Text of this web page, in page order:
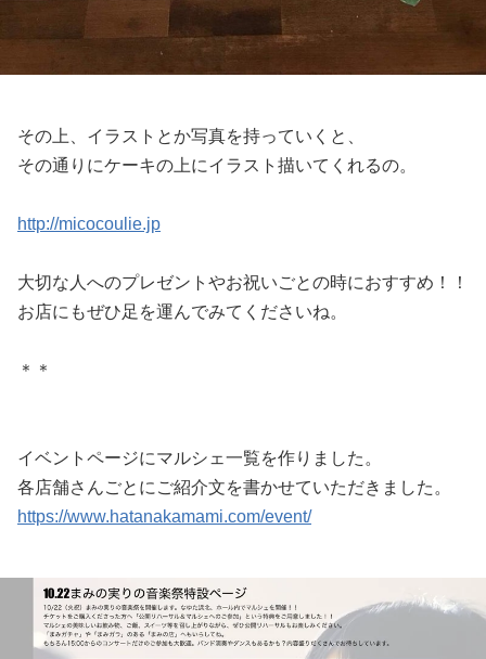
その上、イラストとか写真を持っていくと、
その通りにケーキの上にイラスト描いてくれるの。
http://micocoulie.jp
大切な人へのプレゼントやお祝いごとの時におすすめ！！
お店にもぜひ足を運んでみてくださいね。
＊＊
イベントページにマルシェ一覧を作りました。
各店舗さんごとにご紹介文を書かせていただきました。
https://www.hatanakamami.com/event/